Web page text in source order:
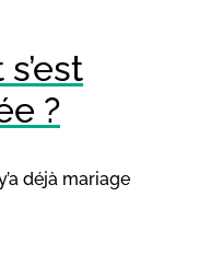
?
déjà mariage